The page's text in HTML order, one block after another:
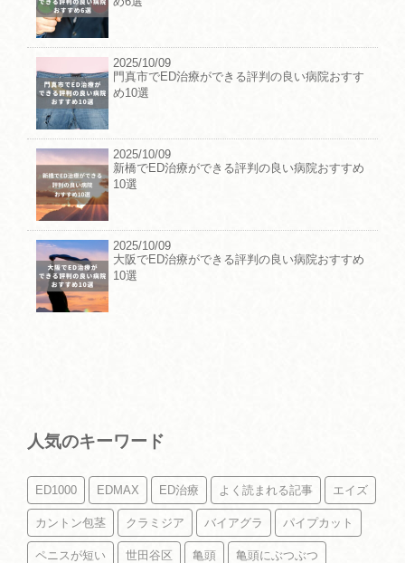
2025/10/09
門真市でED治療ができる評判の良い病院おすす
め10選
2025/10/09
新橋でED治療ができる評判の良い病院おすすめ
10選
2025/10/09
大阪でED治療ができる評判の良い病院おすすめ
10選
人気のキーワード
ED1000 EDMAX ED治療 よく読まれる記事 エイズ
カントン包茎 クラミジア バイアグラ パイプカット
ペニスが短い 世田谷区 亀頭 亀頭にぶつぶつ